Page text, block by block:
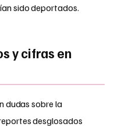
sido deportados.
y cifras en
dudas sobre la
desglosados